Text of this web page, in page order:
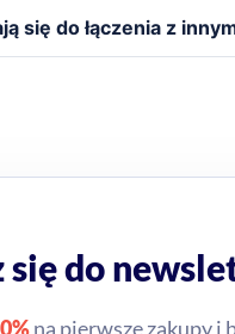
się do łączenia z
się do
na pierwsze zakupy i